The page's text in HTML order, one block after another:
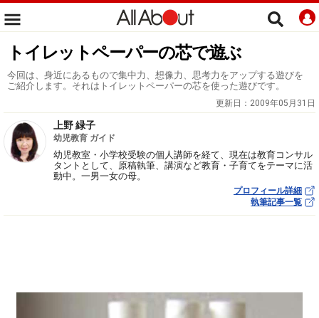
トイレットペーパーの芯で遊ぶ
今回は、身近にあるもので集中力、想像力、思考力をアップする遊びを
ご紹介します。それはトイレットペーパーの芯を使った遊びです。
更新日： 2009年05月31日
上野 緑子
幼児教育 ガイド
幼児教室・小学校受験の個人講師を経て、現在は教育コンサル
タントとして、原稿執筆、講演など教育・子育てをテーマに活
動中。一男一女の母。
プロフィール詳細
執筆記事一覧